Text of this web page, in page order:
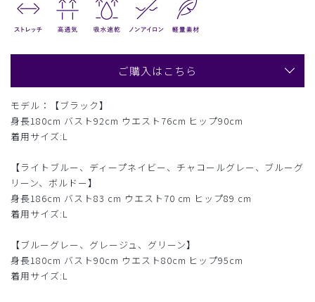
ご購入はこちら
モデル：【ブラック】
身長180cm バスト92cm ウエスト76cm ヒップ90cm
着用サイズ:L
【ライトブルー、ディープネイビー、チャコールグレー、ブルーグ
リーン、ボルドー】
身長186cm バスト83 cm ウエスト70 cm ヒップ89 cm
着用サイズ:L
【ブルーグレー、グレージュ、グリーン】
身長180cm バスト90cm ウエスト80cm ヒップ95cm
着用サイズ:L